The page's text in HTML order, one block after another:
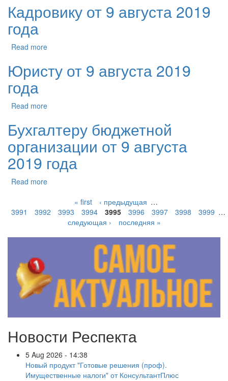
Кадровику от 9 августа 2019
года
Read more
Юристу от 9 августа 2019
года
Read more
Бухгалтеру бюджетной
организации от 9 августа
2019 года
Read more
« first
‹ предыдущая …
3991
3992 3993 3994 3995 3996 3997 3998 3999 …
следующая ›
последняя »
Новости Респекта
5 Aug 2026 - 14:38
Новый продукт "Готовые решения (проф).
Имущественные налоги" от КонсультантПлюс